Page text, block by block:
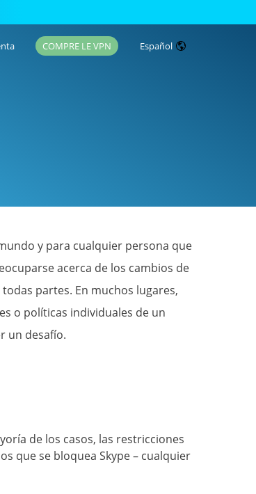
COMPRE LE VPN Español
y para cualquier persona que
acerca de los cambios de
partes. En muchos lugares,
o políticas individuales de un
un desafío.
de los casos, las restricciones
que se bloquea Skype – cualquier